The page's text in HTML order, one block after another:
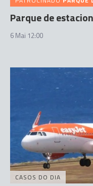
Parque de
6 Mai 12:00
CASOS DO DIA